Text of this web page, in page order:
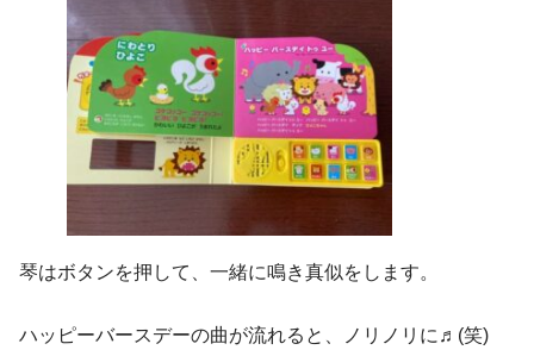
琴はボタンを押して、一緒に鳴き真似をします。
ハッピーバースデーの曲が流れると、ノリノリに♬(笑)